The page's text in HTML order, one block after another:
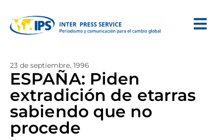
23 de septiembre, 1996
ESPAÑA: Piden
extradición de etarras
sabiendo que no
procede